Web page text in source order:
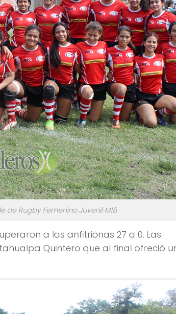
de Rugby Femenino Juvenil M18
a las anfitrionas 27 a 0. Las
Quintero que al final ofreció